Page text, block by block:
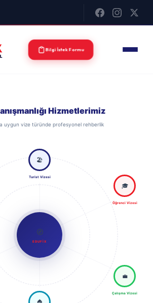
Bilgi İstek Formu
Hizmetlerimiz
uygun vize türünde profesyonel rehberlik
🧭
EDUFIX
🏖️
Turist Vizesi
🎓
Öğrenci Vizesi
💼
Çalışma Vizesi